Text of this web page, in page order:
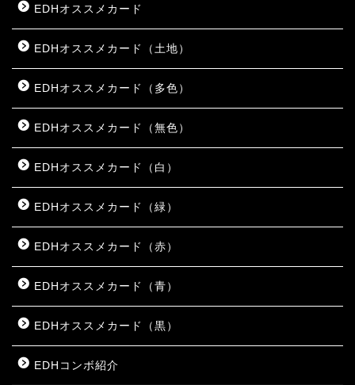
EDHオススメカード
EDHオススメカード（土地）
EDHオススメカード（多色）
EDHオススメカード（無色）
EDHオススメカード（白）
EDHオススメカード（緑）
EDHオススメカード（赤）
EDHオススメカード（青）
EDHオススメカード（黒）
EDHコンボ紹介